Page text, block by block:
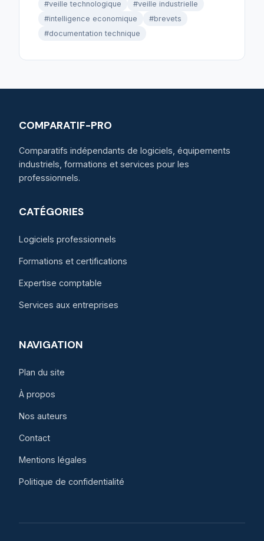
#veille technologique
#veille industrielle
#intelligence economique
#brevets
#documentation technique
COMPARATIF-PRO
Comparatifs indépendants de logiciels, équipements
industriels, formations et services pour les
professionnels.
CATÉGORIES
Logiciels professionnels
Formations et certifications
Expertise comptable
Services aux entreprises
NAVIGATION
Plan du site
À propos
Nos auteurs
Contact
Mentions légales
Politique de confidentialité